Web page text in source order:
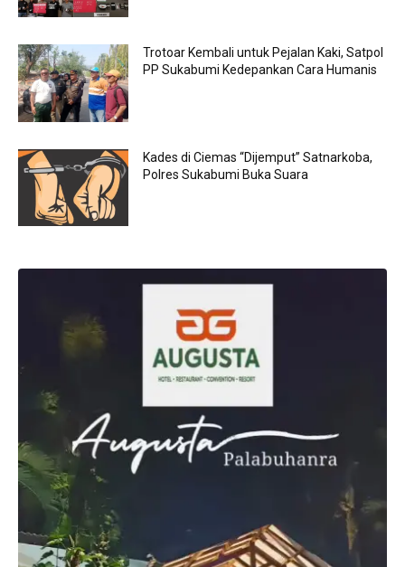
Trotoar Kembali untuk Pejalan Kaki, Satpol
PP Sukabumi Kedepankan Cara Humanis
Kades di Ciemas “Dijemput” Satnarkoba,
Polres Sukabumi Buka Suara